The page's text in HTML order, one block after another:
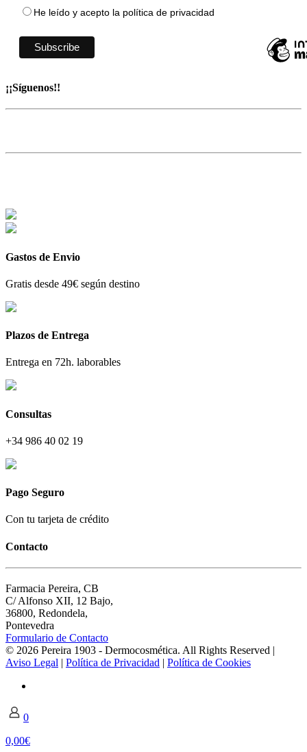
He leído y acepto la política de privacidad
¡¡Síguenos!!
Gastos de Envio
Gratis desde 49€ según destino
Plazos de Entrega
Entrega en 72h. laborables
Consultas
+34 986 40 02 19
Pago Seguro
Con tu tarjeta de crédito
Contacto
Farmacia Pereira, CB
C/ Alfonso XII, 12 Bajo,
36800, Redondela,
Pontevedra
Formulario de Contacto
© 2026 Pereira 1903 - Dermocosmética. All Rights Reserved |
Aviso Legal | Política de Privacidad | Política de Cookies
0
0,00€